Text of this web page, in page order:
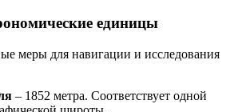
единицы
меры для навигации и исследования
– 1852 метра. Соответствует одной